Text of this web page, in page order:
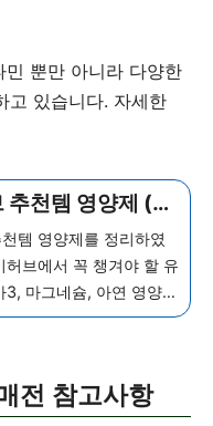
뿐만 아니라 다양한
고 있습니다. 자세한
추천템 영양제 (유
가3, 마그네슘
템 영양제를 정리하였
허브에서 꼭 챙겨야 할 유
3, 마그네슘, 아연 영양제
는 법을 한눈에 확인해
전 참고사항